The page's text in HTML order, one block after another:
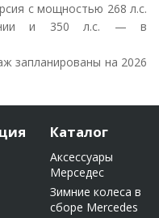
с мощностью 268 л.с.
и 350 л.с. — в
запланированы на 2026
Каталог
Аксессуары
Мерседес
Зимние колеса в
сборе Mercedes